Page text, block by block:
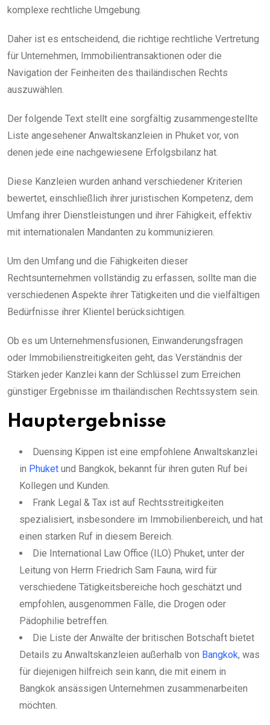
komplexe rechtliche Umgebung.
Daher ist es entscheidend, die richtige rechtliche Vertretung
für Unternehmen, Immobilientransaktionen oder die
Navigation der Feinheiten des thailändischen Rechts
auszuwählen.
Der folgende Text stellt eine sorgfältig zusammengestellte
Liste angesehener Anwaltskanzleien in Phuket vor, von
denen jede eine nachgewiesene Erfolgsbilanz hat.
Diese Kanzleien wurden anhand verschiedener Kriterien
bewertet, einschließlich ihrer juristischen Kompetenz, dem
Umfang ihrer Dienstleistungen und ihrer Fähigkeit, effektiv
mit internationalen Mandanten zu kommunizieren.
Um den Umfang und die Fähigkeiten dieser
Rechtsunternehmen vollständig zu erfassen, sollte man die
verschiedenen Aspekte ihrer Tätigkeiten und die vielfältigen
Bedürfnisse ihrer Klientel berücksichtigen.
Ob es um Unternehmensfusionen, Einwanderungsfragen
oder Immobilienstreitigkeiten geht, das Verständnis der
Stärken jeder Kanzlei kann der Schlüssel zum Erreichen
günstiger Ergebnisse im thailändischen Rechtssystem sein.
Hauptergebnisse
Duensing Kippen ist eine empfohlene Anwaltskanzlei
in Phuket und Bangkok, bekannt für ihren guten Ruf bei
Kollegen und Kunden.
Frank Legal & Tax ist auf Rechtsstreitigkeiten
spezialisiert, insbesondere im Immobilienbereich, und hat
einen starken Ruf in diesem Bereich.
Die International Law Office (ILO) Phuket, unter der
Leitung von Herrn Friedrich Sam Fauna, wird für
verschiedene Tätigkeitsbereiche hoch geschätzt und
empfohlen, ausgenommen Fälle, die Drogen oder
Pädophilie betreffen.
Die Liste der Anwälte der britischen Botschaft bietet
Details zu Anwaltskanzleien außerhalb von Bangkok, was
für diejenigen hilfreich sein kann, die mit einem in
Bangkok ansässigen Unternehmen zusammenarbeiten
möchten.